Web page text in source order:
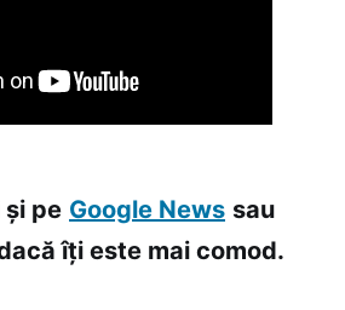
pe Google News sau
îți este mai comod.